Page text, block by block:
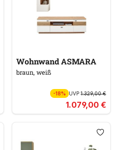
Wohnwand ASMARA
braun, weiß
-18% UVP1.329,00 €
1.079,00 €